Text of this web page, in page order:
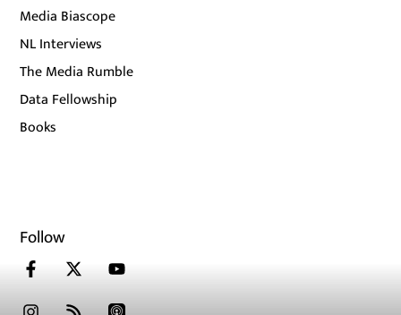
Media Biascope
NL Interviews
The Media Rumble
Data Fellowship
Books
Follow